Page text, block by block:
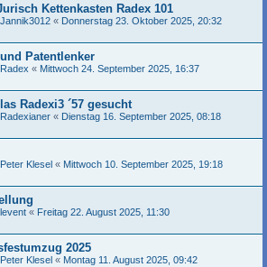
Kettenkasten Radex 101
Jannik3012 « Donnerstag 23. Oktober 2025, 20:32
Patentlenker
Radex « Mittwoch 24. September 2025, 16:37
Radexi3 ´57 gesucht
Radexianer « Dienstag 16. September 2025, 08:18
Peter Klesel « Mittwoch 10. September 2025, 19:18
levent « Freitag 22. August 2025, 11:30
2025
Peter Klesel « Montag 11. August 2025, 09:42